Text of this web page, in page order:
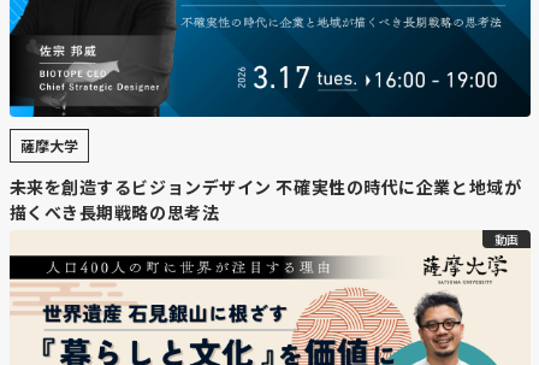
薩摩大学
未来を創造するビジョンデザイン 不確実性の時代に企業と地域が
描くべき長期戦略の思考法
動画